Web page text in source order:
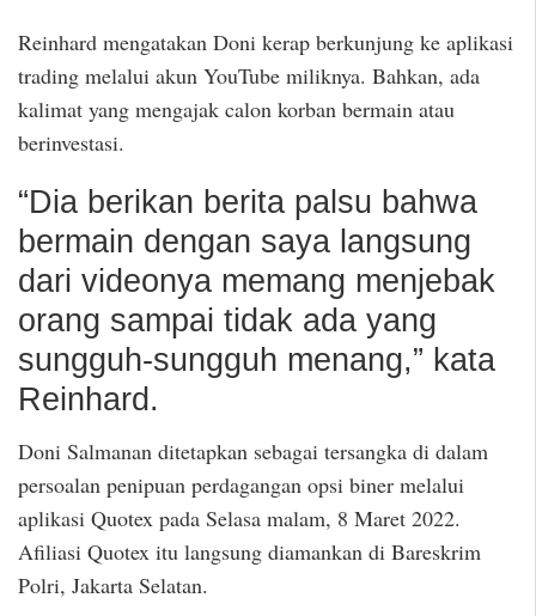
Reinhard mengatakan Doni kerap berkunjung ke aplikasi
trading melalui akun YouTube miliknya. Bahkan, ada
kalimat yang mengajak calon korban bermain atau
berinvestasi.
“Dia berikan berita palsu bahwa
bermain dengan saya langsung
dari videonya memang menjebak
orang sampai tidak ada yang
sungguh-sungguh menang,” kata
Reinhard.
Doni Salmanan ditetapkan sebagai tersangka di dalam
persoalan penipuan perdagangan opsi biner melalui
aplikasi Quotex pada Selasa malam, 8 Maret 2022.
Afiliasi Quotex itu langsung diamankan di Bareskrim
Polri, Jakarta Selatan.